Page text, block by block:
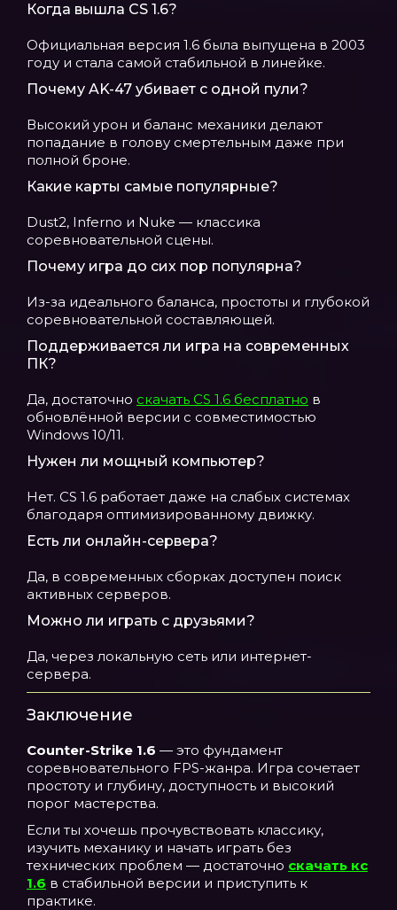
Когда вышла CS 1.6?
Официальная версия 1.6 была выпущена в 2003
году и стала самой стабильной в линейке.
Почему AK-47 убивает с одной пули?
Высокий урон и баланс механики делают
попадание в голову смертельным даже при
полной броне.
Какие карты самые популярные?
Dust2, Inferno и Nuke — классика
соревновательной сцены.
Почему игра до сих пор популярна?
Из-за идеального баланса, простоты и глубокой
соревновательной составляющей.
Поддерживается ли игра на современных
ПК?
Да, достаточно скачать CS 1.6 бесплатно в
обновлённой версии с совместимостью
Windows 10/11.
Нужен ли мощный компьютер?
Нет. CS 1.6 работает даже на слабых системах
благодаря оптимизированному движку.
Есть ли онлайн-сервера?
Да, в современных сборках доступен поиск
активных серверов.
Можно ли играть с друзьями?
Да, через локальную сеть или интернет-
сервера.
Заключение
Counter-Strike 1.6 — это фундамент
соревновательного FPS-жанра. Игра сочетает
простоту и глубину, доступность и высокий
порог мастерства.
Если ты хочешь прочувствовать классику,
изучить механику и начать играть без
технических проблем — достаточно скачать кс
1.6 в стабильной версии и приступить к
практике.